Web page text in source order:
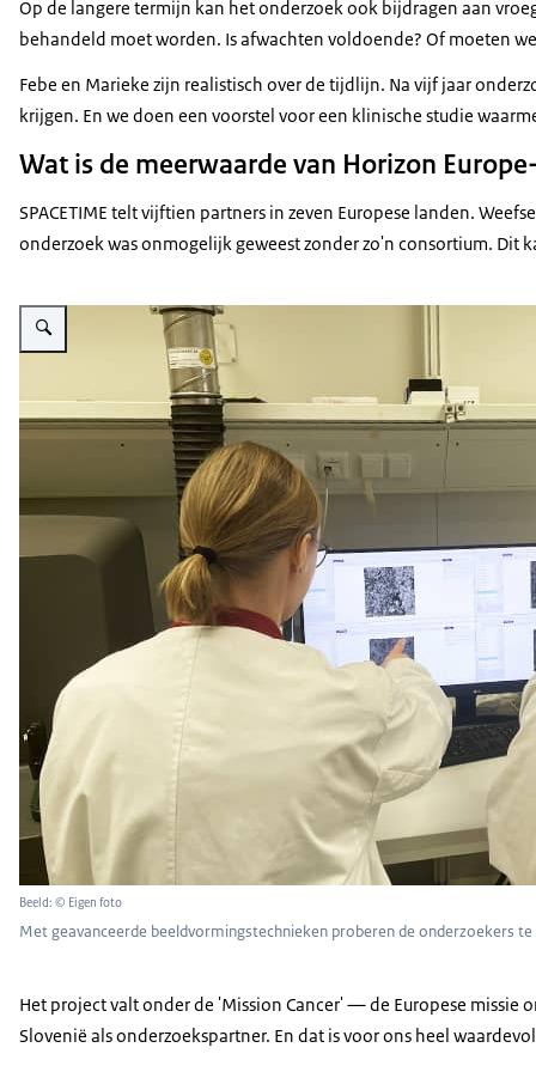
Op de langere termijn kan het onderzoek ook bijdragen aan
behandeld moet worden. Is afwachten voldoende? Of moeten
Febe en Marieke zijn realistisch over de tijdlijn. Na vijf jaar
krijgen. En we doen een voorstel voor een klinische studie
Wat is de meerwaarde van Horizon
SPACETIME telt vijftien partners in zeven Europese landen.
onderzoek was onmogelijk geweest zonder zo'n consortium. Dit
Vergroot afbeelding Twee onderzoekers zitten aan een computer en
Beeld: © Eigen foto
Met geavanceerde beeldvormingstechnieken proberen de onderzoekers
Het project valt onder de 'Mission Cancer' — de Europese
Slovenië als onderzoekspartner. En dat is voor ons heel